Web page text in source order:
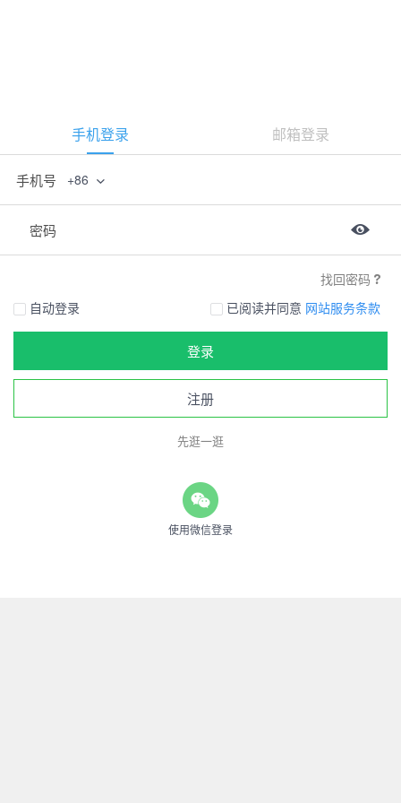
手机登录 邮箱登录
手机号 +86
密码
找回密码
自动登录
已阅读并同意 网站服务条款
登录
注册
先逛一逛
使用微信登录